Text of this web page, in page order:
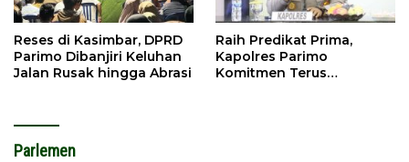
Reses di Kasimbar, DPRD
Parimo Dibanjiri Keluhan
Jalan Rusak hingga Abrasi
Raih Predikat Prima,
Kapolres Parimo
Komitmen Terus
Parlemen